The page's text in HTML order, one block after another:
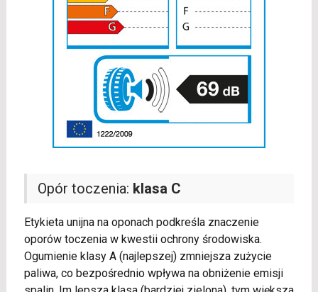
Opór toczenia: klasa C
Etykieta unijna na oponach podkreśla znaczenie
oporów toczenia w kwestii ochrony środowiska.
Ogumienie klasy A (najlepszej) zmniejsza zużycie
paliwa, co bezpośrednio wpływa na obniżenie emisji